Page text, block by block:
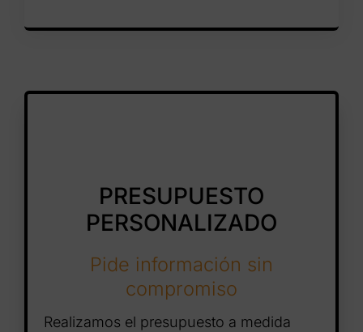
PRESUPUESTO
PERSONALIZADO
Pide información sin
compromiso
Realizamos el presupuesto a medida